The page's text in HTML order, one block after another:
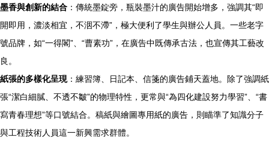
墨香與創新的結合 ：傳統墨錠旁，瓶裝墨汁的廣告開始增多，強調其“即
開即用，濃淡相宜，不洇不滯”，極大便利了學生與辦公人員。一些老字
號品牌，如“一得閣”、“曹素功”，在廣告中既傳承古法，也宣傳其工藝改
良。
紙張的多樣化呈現：練習簿、日記本、信箋的廣告鋪天蓋地。除了強調紙
張“潔白細膩、不透不皺”的物理特性，更常與“為四化建設努力學習”、“書
寫青春理想”等口號結合。稿紙與繪圖專用紙的廣告，則瞄準了知識分子
與工程技術人員這一新興需求群體。